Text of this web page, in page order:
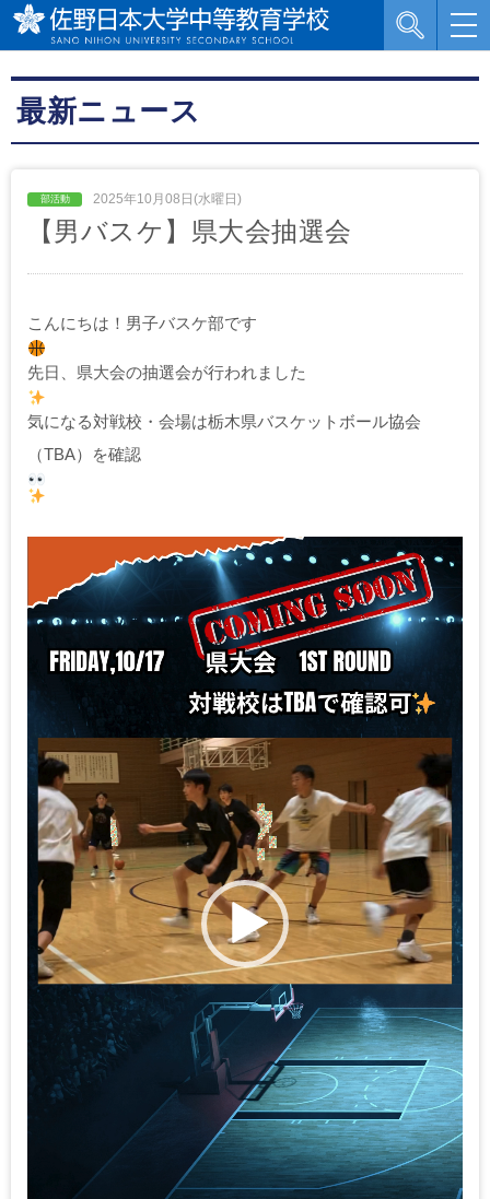
最新ニュース
2025年10月08日(水曜日)
【男バスケ】県大会抽選会
こんにちは！男子バスケ部です
先日、県大会の抽選会が行われました
気になる対戦校・会場は栃木県バスケットボール協会
（TBA）を確認
プ
ー